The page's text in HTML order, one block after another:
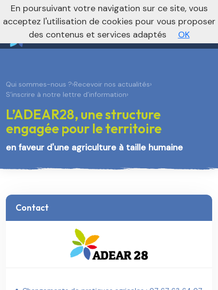
Vers le site régional Vers le site national
nivo_2026: 1
Qui sommes-nous ?›Recevoir nos actualités›
S’inscrire à notre lettre d’information›
L’ADEAR28, une structure
engagée pour le territoire
en faveur d'une agriculture à taille humaine
Contact
En poursuivant votre navigation sur ce site, vous
acceptez l'utilisation de cookies pour vous proposer
des contenus et services adaptés
OK